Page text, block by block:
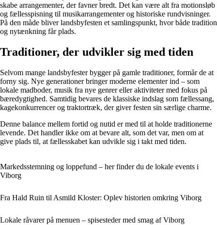
skabe arrangementer, der favner bredt. Det kan være alt fra motionsløb
og fællesspisning til musikarrangementer og historiske rundvisninger.
På den måde bliver landsbyfesten et samlingspunkt, hvor både tradition
og nytænkning får plads.
Traditioner, der udvikler sig med tiden
Selvom mange landsbyfester bygger på gamle traditioner, formår de at
forny sig. Nye generationer bringer moderne elementer ind – som
lokale madboder, musik fra nye genrer eller aktiviteter med fokus på
bæredygtighed. Samtidig bevares de klassiske indslag som fællessang,
kagekonkurrencer og traktortræk, der giver festen sin særlige charme.
Denne balance mellem fortid og nutid er med til at holde traditionerne
levende. Det handler ikke om at bevare alt, som det var, men om at
give plads til, at fællesskabet kan udvikle sig i takt med tiden.
Markedsstemning og loppefund – her finder du de lokale events i
Viborg
Fra Hald Ruin til Asmild Kloster: Oplev historien omkring Viborg
Lokale råvarer på menuen – spisesteder med smag af Viborg